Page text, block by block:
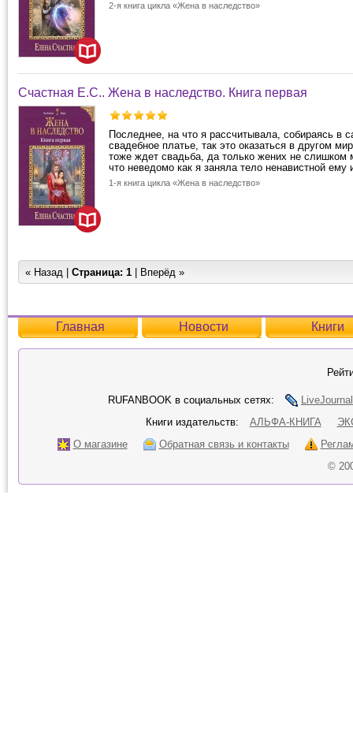
2-я книга цикла «Жена в наследство»
Счастная Е.С.. Жена в наследство. Книга первая
Последнее, на что я рассчитывала, собираясь в
свадебное платье, так это оказаться в другом
тоже ждет свадьба, да только жених не слишком
что неведомо как я заняла тело ненавистной ему
1-я книга цикла «Жена в наследство»
« Назад | Страница: 1 | Вперёд »
Главная Новости Книги
RUFANBOOK в социальных сетях:
LiveJournal
Книги издательств:
АЛЬФА-КНИГА
О магазине
Обратная связь и контакты
©